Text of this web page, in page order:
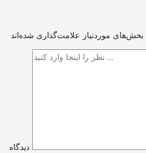
دیدگاه